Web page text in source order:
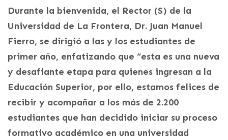
Durante la bienvenida, el Rector (S) de la
Universidad de La Frontera, Dr. Juan Manuel
Fierro, se dirigió a las y los estudiantes de
primer año, enfatizando que “esta es una nueva
y desafiante etapa para quienes ingresan a la
Educación Superior, por ello, estamos felices de
recibir y acompañar a los más de 2.200
estudiantes que han decidido iniciar su proceso
formativo académico en una universidad